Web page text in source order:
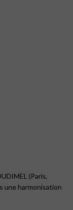
(Paris,
une harmonisation